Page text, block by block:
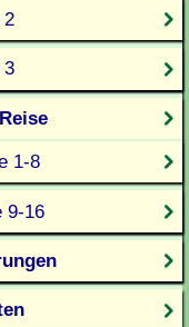
2
3
1-8
9-16